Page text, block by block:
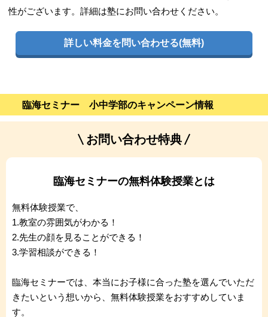
性がございます。詳細は塾にお問い合わせください。
詳しい料金を問い合わせる(無料)
臨海セミナー 小中学部のキャンペーン情報
お問い合わせ特典
臨海セミナーの無料体験授業とは
無料体験授業で、
1.教室の雰囲気がわかる！
2.先生の顔を見ることができる！
3.学習相談ができる！
臨海セミナーでは、本当にお子様に合った塾を選んでいただ
きたいという想いから、無料体験授業をおすすめしていま
す。